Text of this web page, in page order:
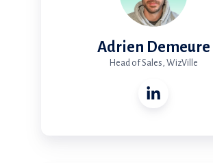
Adrien Demeure
Head of Sales, WizVille